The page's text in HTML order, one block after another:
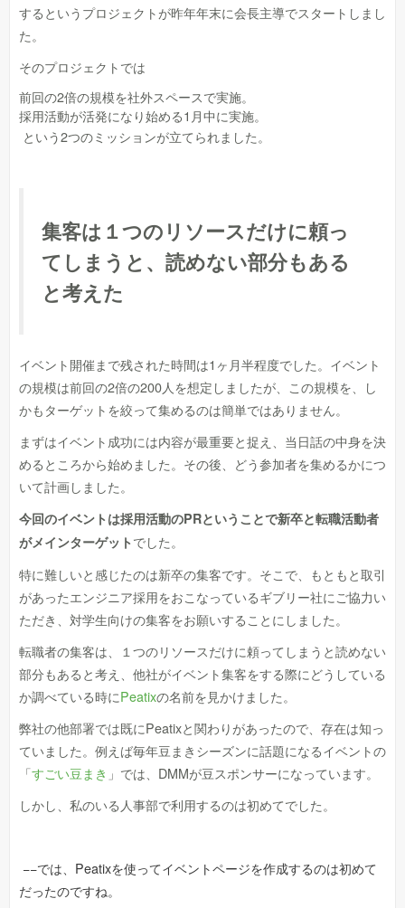
するというプロジェクトが昨年年末に会長主導でスタートしまし
た。
そのプロジェクトでは
前回の2倍の規模を社外スペースで実施。
採用活動が活発になり始める1月中に実施。
という2つのミッションが立てられました。
集客は１つのリソースだけに頼っ
てしまうと、読めない部分もある
と考えた
イベント開催まで残された時間は1ヶ月半程度でした。イベント
の規模は前回の2倍の200人を想定しましたが、この規模を、し
かもターゲットを絞って集めるのは簡単ではありません。
まずはイベント成功には内容が最重要と捉え、当日話の中身を決
めるところから始めました。その後、どう参加者を集めるかにつ
いて計画しました。
今回のイベントは採用活動のPRということで新卒と転職活動者
がメインターゲットでした。
特に難しいと感じたのは新卒の集客です。そこで、もともと取引
があったエンジニア採用をおこなっているギブリー社にご協力い
ただき、対学生向けの集客をお願いすることにしました。
転職者の集客は、１つのリソースだけに頼ってしまうと読めない
部分もあると考え、他社がイベント集客をする際にどうしている
か調べている時にPeatixの名前を見かけました。
弊社の他部署では既にPeatixと関わりがあったので、存在は知っ
ていました。例えば毎年豆まきシーズンに話題になるイベントの
「すごい豆まき 」では、DMMが豆スポンサーになっています。
しかし、私のいる人事部で利用するのは初めてでした。
−−では、Peatixを使ってイベントページを作成するのは初めて
だったのですね。